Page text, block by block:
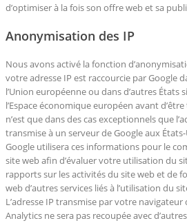
d’optimiser à la fois son offre web et sa
Anonymisation des IP
Nous avons activé la fonction
votre adresse IP est raccourcie par Google
l’Union européenne ou dans d’autres États
l’Espace économique européen avant
n’est que dans des cas exceptionnels que
transmise à un serveur de Google aux
Google utilisera ces informations pour le
site web afin d’évaluer votre utilisation du
rapports sur les activités du site web et de
web d’autres services liés à l’utilisation du
L’adresse IP transmise par votre navigateur
Analytics ne sera pas recoupée avec